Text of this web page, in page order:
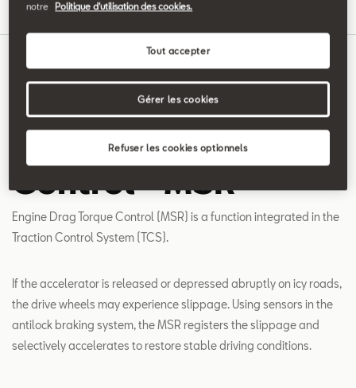
Search
Engine Drag Torque
Control - MSR
Engine Drag Torque Control (MSR) is a function integrated in the
Traction Control System (TCS).
If the accelerator is released or depressed abruptly on icy roads,
the drive wheels may experience slippage. Using sensors in the
antilock braking system, the MSR registers the slippage and
selectively accelerates to restore stable driving conditions.
notre
Politique d'utilisation des cookies.
Refuser les cookies optionnels
Tout accepter
Gérer les cookies